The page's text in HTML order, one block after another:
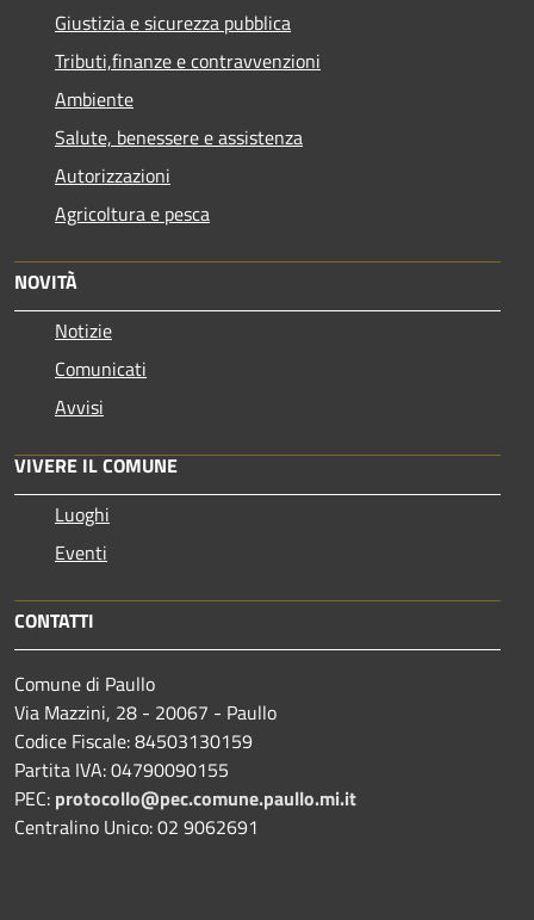
Giustizia e sicurezza pubblica
Tributi,finanze e contravvenzioni
Ambiente
Salute, benessere e assistenza
Autorizzazioni
Agricoltura e pesca
NOVITÀ
Notizie
Comunicati
Avvisi
VIVERE IL COMUNE
Luoghi
Eventi
CONTATTI
Comune di Paullo
Via Mazzini, 28 - 20067 - Paullo
Codice Fiscale: 84503130159
Partita IVA: 04790090155
PEC: protocollo@pec.comune.paullo.mi.it
Centralino Unico: 02 9062691